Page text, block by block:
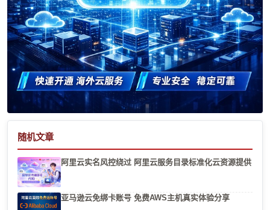
随机文章
阿里云实名风控绕过 阿里云服务目录标准化云资源提供
亚马逊云免绑卡账号 免费AWS主机真实体验分享